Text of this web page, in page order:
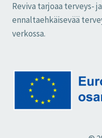
Reviva tarjoaa terveys-
ennaltaehkäisevää
verkossa.